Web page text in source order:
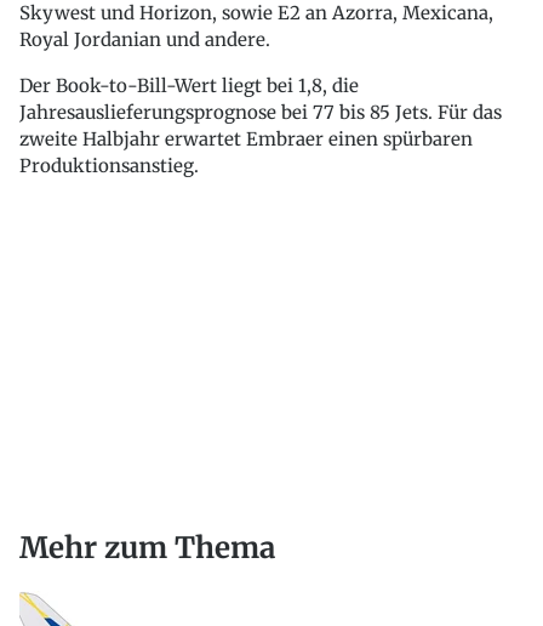
Skywest und Horizon, sowie E2 an Azorra, Mexicana,
Royal Jordanian und andere.
Der Book-to-Bill-Wert liegt bei 1,8, die
Jahresauslieferungsprognose bei 77 bis 85 Jets. Für das
zweite Halbjahr erwartet Embraer einen spürbaren
Produktionsanstieg.
Mehr zum Thema